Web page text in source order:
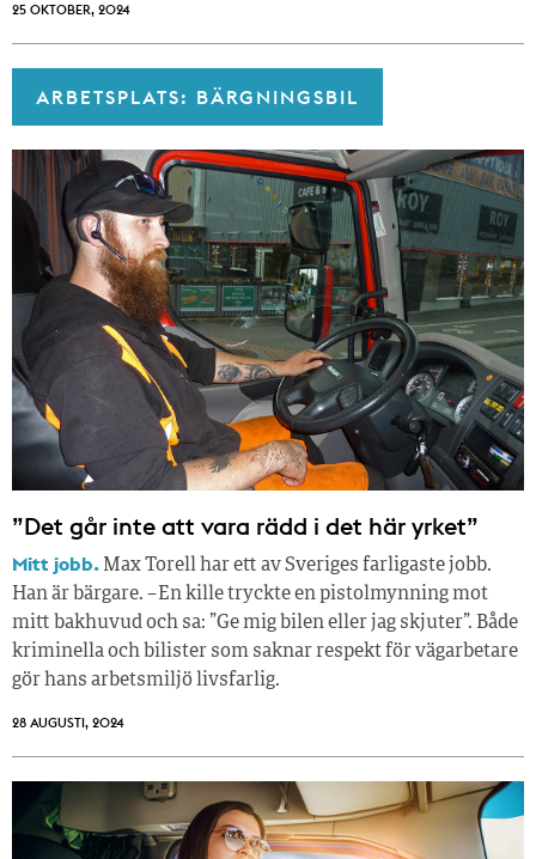
25 OKTOBER, 2024
ARBETSPLATS: BÄRGNINGSBIL
”Det går inte att vara rädd i det här yrket”
Mitt jobb. Max Torell har ett av Sveriges farligaste jobb.
Han är bärgare. – En kille tryckte en pistolmynning mot
mitt bakhuvud och sa: ”Ge mig bilen eller jag skjuter”. Både
kriminella och bilister som saknar respekt för vägarbetare
gör hans arbetsmiljö livsfarlig.
28 AUGUSTI, 2024